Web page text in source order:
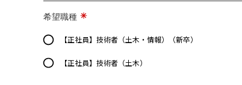
希望職種
【正社員】技術者（土木・情報）（新卒）
【正社員】技術者（土木）